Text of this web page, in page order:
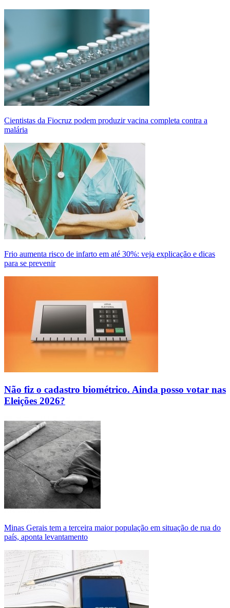
Cientistas da Fiocruz podem produzir vacina completa contra a
malária
Frio aumenta risco de infarto em até 30%: veja explicação e dicas
para se prevenir
Não fiz o cadastro biométrico. Ainda posso votar nas
Eleições 2026?
Minas Gerais tem a terceira maior população em situação de rua do
país, aponta levantamento